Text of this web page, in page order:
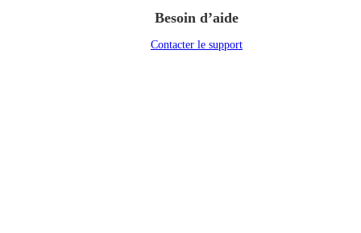
Besoin d’aide
Contacter le support